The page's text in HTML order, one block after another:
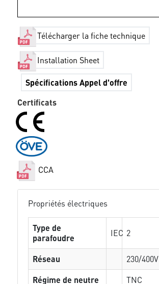
Télécharger la fiche technique
Installation Sheet
Spécifications Appel d'offre
Certificats
CCA
Propriétés électriques
Type de
parafoudre
IEC 2
Réseau
230/400V
Régime de neutre
TNC